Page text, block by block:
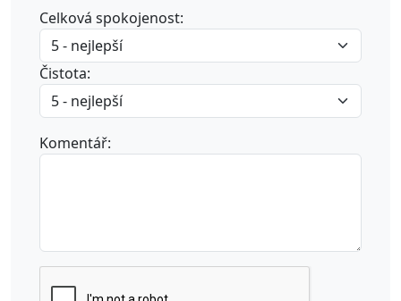
Celková spokojenost:
Čistota:
Komentář: